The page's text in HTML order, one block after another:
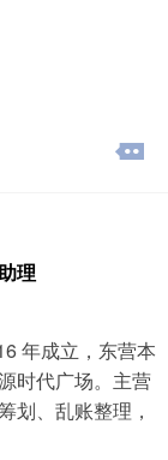
理
年成立，东营本
时代广场。主营
划、乱账整理，